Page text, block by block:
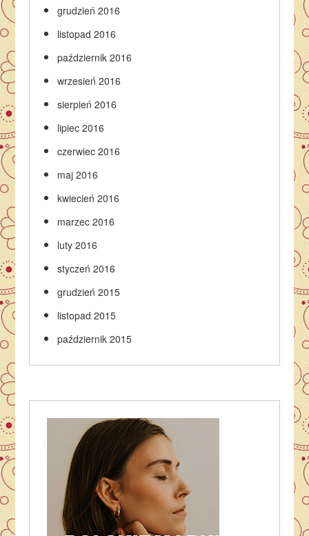
grudzień 2016
listopad 2016
październik 2016
wrzesień 2016
sierpień 2016
lipiec 2016
czerwiec 2016
maj 2016
kwiecień 2016
marzec 2016
luty 2016
styczeń 2016
grudzień 2015
listopad 2015
październik 2015